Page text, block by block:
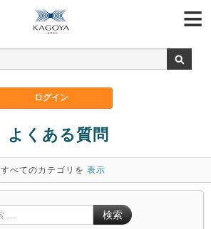
よくある質問
すべてのカテゴリを 表示
検索